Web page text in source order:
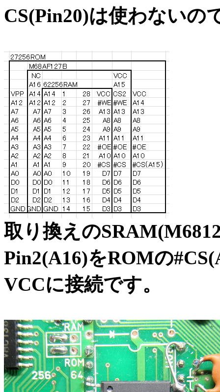
CS(Pin20)は使わないの
取り換えの
Pin2(A16)をROMの
VCCに接続です。